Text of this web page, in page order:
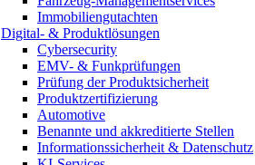
Immobiliengutachten
Digital- & Produktlösungen
Cybersecurity
EMV- & Funkprüfungen
Prüfung der Produktsicherheit
Produktzertifizierung
Automotive
Benannte und akkreditierte Stellen
Informationssicherheit & Datenschutz